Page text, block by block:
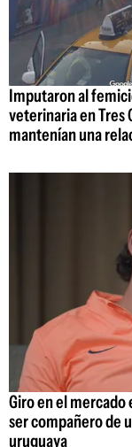
Imputaron al
veterinaria en Tres
mantenían una
Giro en el
ser compañero de
uruguaya